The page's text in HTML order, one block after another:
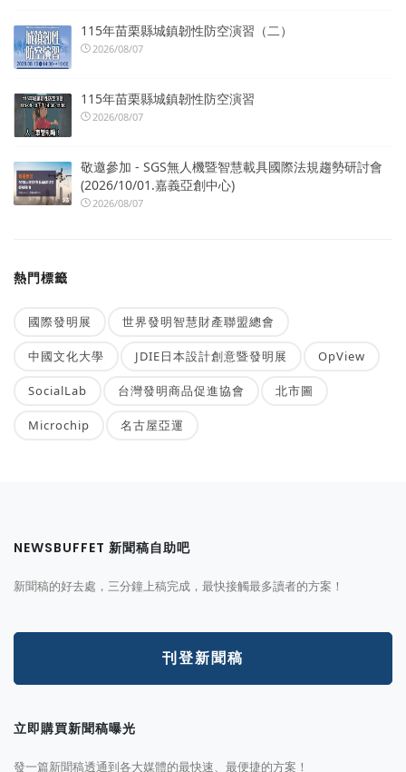
115年苗栗縣城鎮韌性防空演習（二）
2026/08/07
115年苗栗縣城鎮韌性防空演習
2026/08/07
敬邀參加 - SGS無人機暨智慧載具國際法規趨勢研討會
(2026/10/01.嘉義亞創中心)
2026/08/07
熱門標籤
國際發明展 世界發明智慧財產聯盟總會
中國文化大學 JDIE日本設計創意暨發明展 OpView
SocialLab 台灣發明商品促進協會 北市圖
Microchip 名古屋亞運
NEWSBUFFET 新聞稿自助吧
新聞稿的好去處，三分鐘上稿完成，最快接觸最多讀者的方案！
刊登新聞稿
立即購買新聞稿曝光
發一篇新聞稿透通到各大媒體的最快速、最便捷的方案！